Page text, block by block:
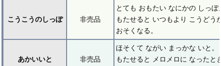
こうこうのしっぽ 非売品
とても おもたい なにかの しっぽ
もたせると いつもより こうどう
おそくなる。
あかいいと 非売品
ほそくて ながい まっかな いと。
もたせると メロメロに なったと